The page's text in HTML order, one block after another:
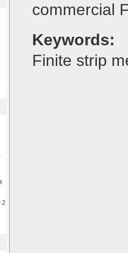
2
commercial
Keywords:
Finite strip